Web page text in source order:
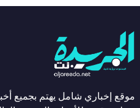
موقع إخباري شامل يهتم بجميع